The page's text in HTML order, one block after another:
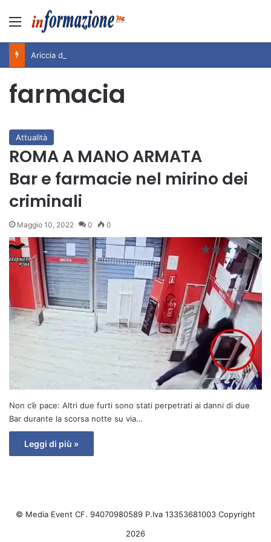
Menu
farmacia
Attualità
ROMA A MANO ARMATA
Bar e farmacie nel mirino dei
criminali
Maggio 10, 2022 0 0
Non c’è pace: Altri due furti sono stati perpetrati ai danni di due
Bar durante la scorsa notte su via…
Leggi di più »
© Media Event CF. 94070980589 P.Iva 13353681003 Copyright
2026